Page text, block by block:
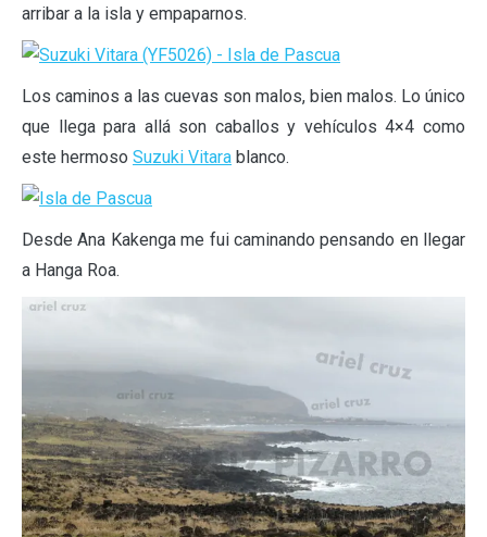
arribar a la isla y empaparnos.
Los caminos a las cuevas son malos, bien malos. Lo único
que llega para allá son caballos y vehículos 4×4 como
este hermoso Suzuki Vitara blanco.
Desde Ana Kakenga me fui caminando pensando en llegar
a Hanga Roa.